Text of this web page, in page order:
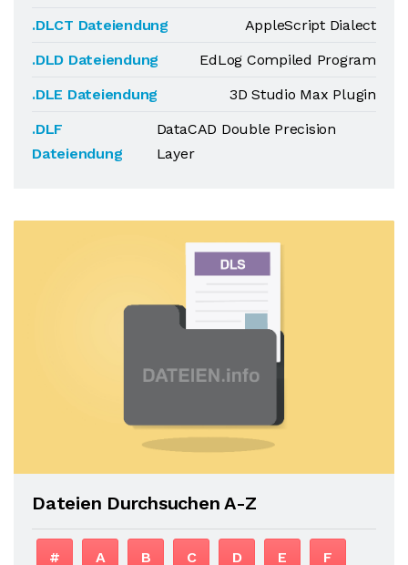
.DLCT Dateiendung
AppleScript Dialect
.DLD Dateiendung
EdLog Compiled Program
.DLE Dateiendung
3D Studio Max Plugin
.DLF
Dateiendung
DataCAD Double Precision
Layer
Dateien Durchsuchen A-Z
# A B C D E F